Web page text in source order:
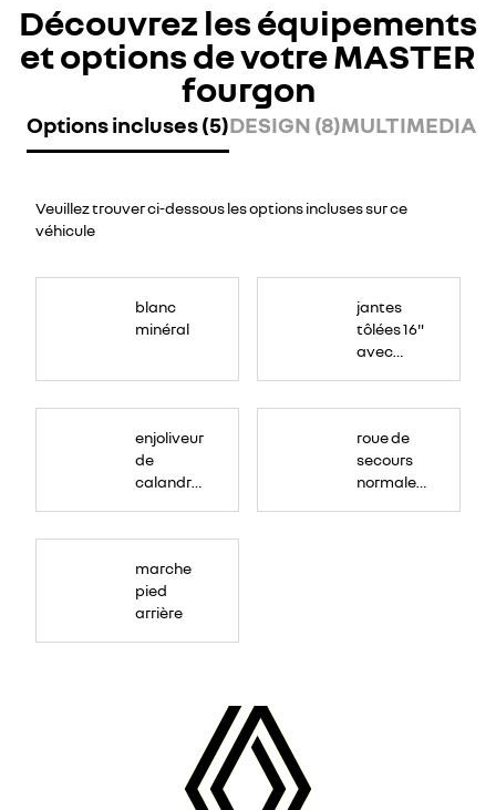
Découvrez les équipements
et options de votre MASTER
fourgon
Options incluses (5)DESIGN (8)MULTIMEDIA
Veuillez trouver ci-dessous les options incluses sur ce
véhicule
blanc
minéral
jantes
tôlées 16"
avec
enjoliveur
de
calandre
roue de
secours
normale
marche
pied
arrière